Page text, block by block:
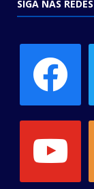
SIGA NAS